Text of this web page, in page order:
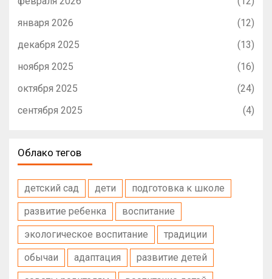
января 2026
(12)
декабря 2025
(13)
ноября 2025
(16)
октября 2025
(24)
сентября 2025
(4)
Облако тегов
детский сад дети
подготовка к школе
развитие ребенка
воспитание
экологическое воспитание
традиции
обычаи
адаптация
развитие детей